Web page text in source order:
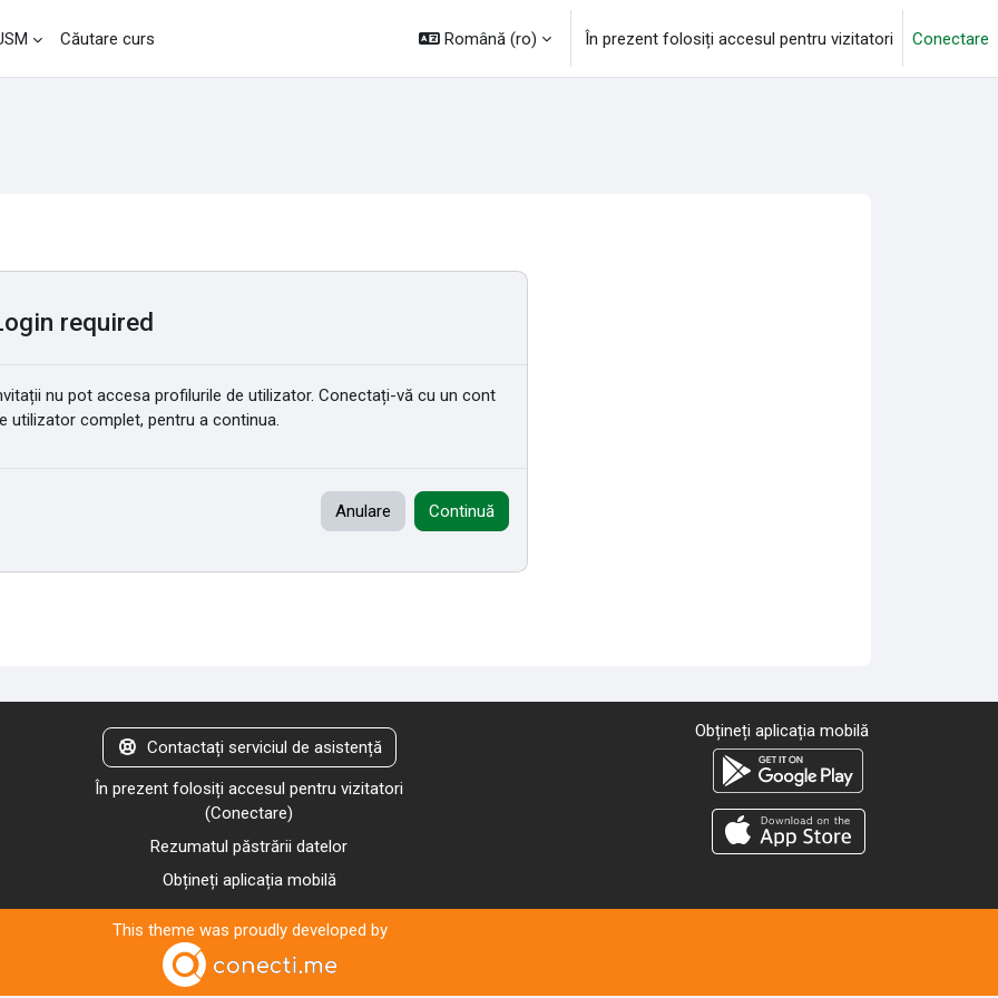
Căutare curs Română ‎(ro)‎ În prezent folosiți accesul pentru vizitatori Conectare
required
nu pot accesa profilurile de utilizator. Conectați-vă cu un cont
utilizator complet, pentru a continua.
Anulare Continuă
Contactați serviciul de asistență
În prezent folosiți accesul pentru vizitatori
(Conectare)
Rezumatul păstrării datelor
Obțineți aplicația mobilă
Obțineți aplicația mobilă
This theme was proudly developed by